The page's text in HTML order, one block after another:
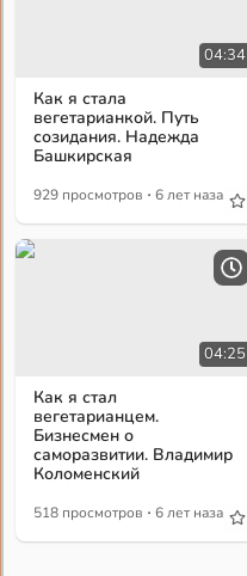
04:34
Как я стала
вегетарианкой. Путь
созидания. Надежда
Башкирская
929 просмотров · 6 лет назад
04:25
Как я стал
вегетарианцем.
Бизнесмен о
саморазвитии. Владимир
Коломенский
518 просмотров · 6 лет назад